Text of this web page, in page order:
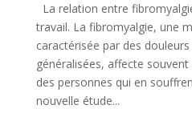
La relation entre
travail. La fibromyalgie, une
caractérisée par des
généralisées, affecte
des personnes qui en
nouvelle étude...